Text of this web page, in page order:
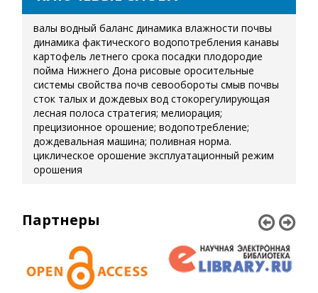
валы водный баланс динамика влажности почвы
динамика фактического водопотребления канавы
картофель летнего срока посадки плодородие
пойма Нижнего Дона рисовые оросительные
системы свойства почв севообороты смыв почвы
сток талых и дождевых вод стокорегулирующая
лесная полоса стратегия; мелиорация;
прецизионное орошение; водопотребление;
дождевальная машина; поливная норма.
циклическое орошение эксплуатационный режим
орошения
Партнеры